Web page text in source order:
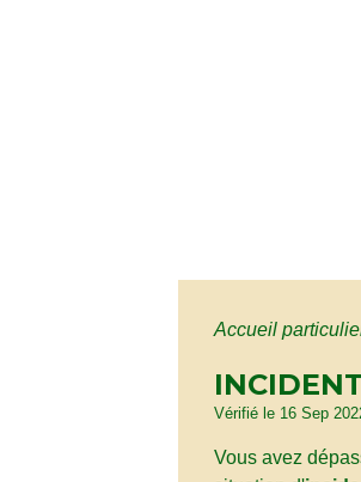
Accueil
Vérifié le 16 Sep
Vous avez